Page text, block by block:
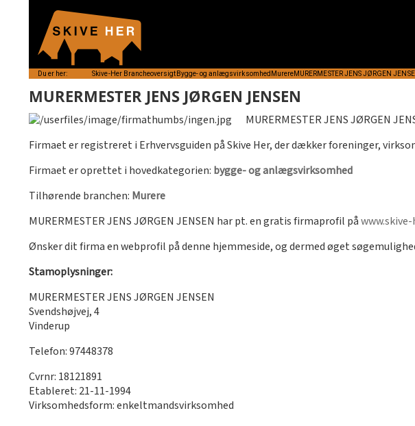
MURERMESTER JENS JØRGEN JENSEN
MURERMESTER JENS JØRGEN
Firmaet er registreret i Erhvervsguiden på Skive Her, der dækker foreninger,
Firmaet er oprettet i hovedkategorien: bygge- og anlægsvirksomhed
Tilhørende branchen: Murere
MURERMESTER JENS JØRGEN JENSEN har pt. en gratis firmaprofil på
Ønsker dit firma en webprofil på denne hjemmeside, og dermed øget
Stamoplysninger:
MURERMESTER JENS JØRGEN JENSEN
Svendshøjvej, 4
Vinderup
Telefon: 97448378
Cvrnr: 18121891
Etableret: 21-11-1994
Virksomhedsform: enkeltmandsvirksomhed
Du er her: Skive-Her Brancheoversigt Bygge- og anlægsvirksomhed MurereMURERMESTER JENS JØRGEN